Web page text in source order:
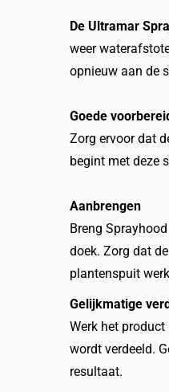
De Ultramar
weer
opnieuw aan de
Goede
Zorg ervoor dat
begint met deze
Aanbrengen
Breng
doek. Zorg dat
plantenspuit
Gelijkmatige
Werk het
wordt verdeeld.
resultaat.